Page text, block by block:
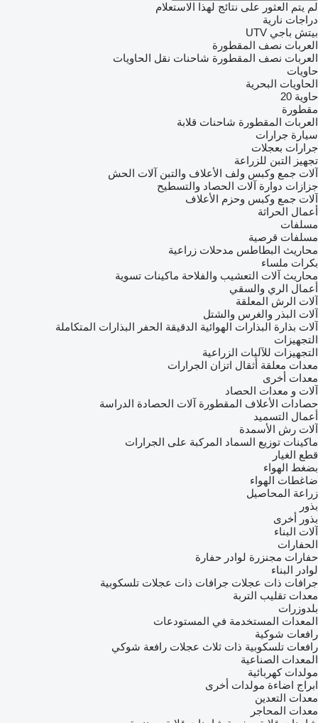
لم يتم العثور على نتائج لهذا الاستعلام
دراجات نارية
بيتش باجي UTV
العربات نصف المقطورة
العربات نصف المقطورة شاحنات نقل الحاويات
حاويات
الحاويات البحرية
حاوية 20
مقطورة
العربات المقطورة شاحنات قلابة
سيارة جرارات
جرارات بعجلات
تجهيز التبن للزراعة
آلات جمع وكبس ولف الأعلاف والتبن آلات الحش
جزازات دوارة آلات الحصاد والتسطيح
آلات جمع وكبس وحزم الأعلاف
أعمال الحراثة
مسلفات
مسلفات قرصية
محاريث البطاطس مدحلات زراعية
بكرات ملساء
محاريث آلات التعشيب والفلاحة ماكينات تسوية
أعمال الري والسقي
آلات الرش المعلقة
آلات البذر والغرس والشتل
آلات بذارة البذارات الهوائية الدقيقة الحفر البذارات المتكاملة
التجهيزات
التجهيزات للآليات الزراعية
معدات معلقة أثقال اتزان الجرارات
معدات أخرى
آلات و معدات الحصاد
حصادات الأعلاف المقطورة آلات الحصادة الدراسة
أعمال التسميد
آلات رش الأسمدة
ماكينات توزيع السماد المركبة على الجرارات
قطع الغيار
بضغط الهواء
ضاغطات الهواء
زراعة المحاصيل
بذور
بذور أخرى
آلات البناء
الحفارات
حفارات مجنزرة لوادر حفارة
لوادر البناء
جرافات ذات عجلات جرافات ذات عجلات تلسكوبية
معدات تقليب التربة
بلدوزرات
المعدات المستخدمة في المستودعات
رافعات شوكية
رافعات تلسكوبية ذات ثلاث عجلات رافعة شوكي
المعدات الصناعية
مولدات كهربائية
ابراج اضاءة مولدات أخرى
معدات التعدين
معدات المحاجر